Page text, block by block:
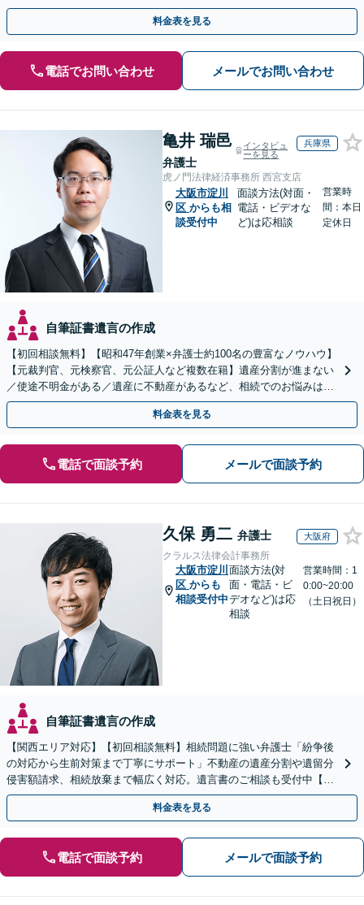
ラブルもお任せを。何でもお気軽にお話しください。
料金表を見る
電話でお問い合わせ メールでお問い合わせ
亀井 瑞邑
弁護士
インタビュ
ーを見る
兵庫県
虎ノ門法律経済事務所 西宮支店
大阪市淀川
区 からも相
談受付中
面談方法(対面・
電話・ビデオな
ど)は応相談
営業時
間：本日
定休日
自筆証書遺言の作成
【初回相談無料】【昭和47年創業×弁護士約100名の豊富なノウハウ】
【元裁判官、元検察官、元公証人など複数在籍】遺産分割が進まない
／使途不明金がある／遺産に不動産があるなど、相続でのお悩みはご
相談ください【他士業連携で登記・税も対応】
料金表を見る
電話で面談予約 メールで面談予約
久保 勇二 弁護士 大阪府
クラルス法律会計事務所
大阪市淀川
区 からも
相談受付中
面談方法(対
面・電話・ビ
デオなど)は応
相談
営業時間：1
0:00~20:00
（土日祝日）
自筆証書遺言の作成
【関西エリア対応】【初回相談無料】相続問題に強い弁護士「紛争後
の対応から生前対策まで丁寧にサポート」不動産の遺産分割や遺留分
侵害額請求、相続放棄まで幅広く対応。遺言書のご相談も受付中【夜
間・休日面談可】【WEB面談】【完全個室】
料金表を見る
電話で面談予約 メールで面談予約